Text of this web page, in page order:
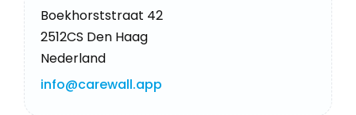
Boekhorststraat 42
2512CS Den Haag
Nederland
info@carewall.app